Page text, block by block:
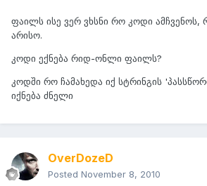
ფაილს ისე ვერ ვხსნი რო კოდი
არისო.
კოდი ექნება რიდ-ონლი ფაილს?
კოდში რო ჩამახედა იქ სტრინგის
იქნება ძნელი
OverDozeD
Posted November 8, 2010